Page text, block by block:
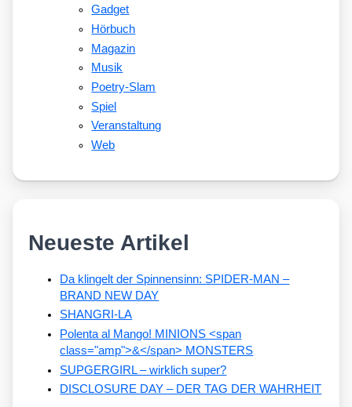
Gadget
Hörbuch
Magazin
Musik
Poetry-Slam
Spiel
Veranstaltung
Web
Neueste Artikel
Da klingelt der Spinnensinn: SPIDER-MAN –
BRAND NEW DAY
SHANGRI-LA
Polenta al Mango! MINIONS <span
class="amp">&</span> MONSTERS
SUPGERGIRL – wirklich super?
DISCLOSURE DAY – DER TAG DER WAHRHEIT